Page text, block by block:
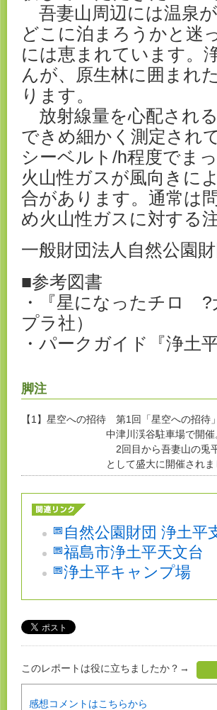
吾妻山周辺には温泉
どこに泊まろうかと迷
には恵まれています。
んが、原生林に囲まれ
ります。
放射線量を心配され
できめ細かく測定され
シーベルト/h程度でま
火山性ガスが風向きに
合があります。通常は
め火山性ガスに対する
一般財団法人自然公園
■参考図書
・『星になったチロ ?
プラ社）
・パークガイド『浄土
脚注
【1】星空への招待 第1回「星空への招待
中津川渓谷駐車場で開催
2回目から吾妻山の兎
として盛大に開催されま
自然公園財団 浄土平
福島市浄土平天文台
浄土平キャンプ場
このレポートは役に立ちましたか？→
感想コメントはこちらから